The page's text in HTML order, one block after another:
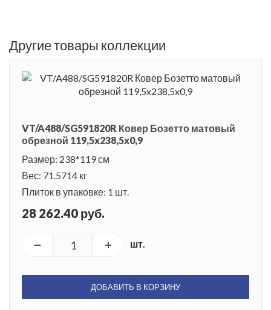
Другие товары коллекции
VT/A488/SG591820R Ковер Бозетто матовый
обрезной 119,5x238,5x0,9
Размер: 238*119 см
Вес: 71.5714 кг
Плиток в упаковке: 1 шт.
28 262.40 руб.
шт.
ДОБАВИТЬ В КОРЗИНУ